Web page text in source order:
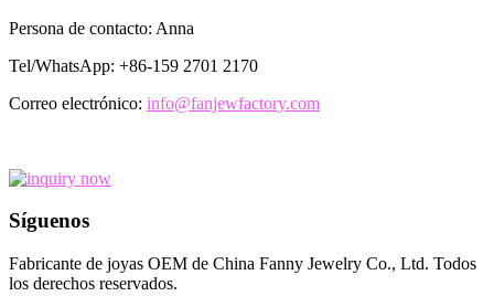
Persona de contacto: Anna
Tel/WhatsApp: +86-159 2701 2170
Correo electrónico: info@fanjewfactory.com
Síguenos
Fabricante de joyas OEM de China Fanny Jewelry Co., Ltd. Todos
los derechos reservados.